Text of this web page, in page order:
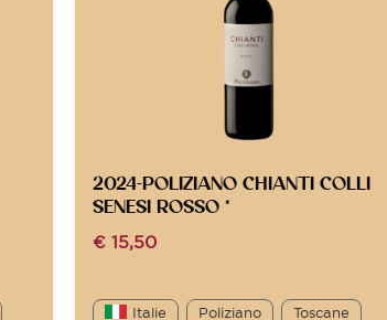
2024-POLIZIANO CHIANTI COLLI
SENESI ROSSO *
€ 15,50
Italie Poliziano Toscane